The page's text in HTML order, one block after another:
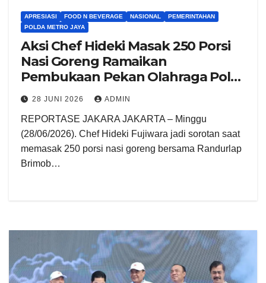
APRESIASI FOOD N BEVERAGE NASIONAL
PEMERINTAHAN
POLDA METRO JAYA
Aksi Chef Hideki Masak 250 Porsi
Nasi Goreng Ramaikan
Pembukaan Pekan Olahraga Polri
2026
28 JUNI 2026 ADMIN
REPORTASE JAKARA JAKARTA – Minggu
(28/06/2026). Chef Hideki Fujiwara jadi sorotan saat
memasak 250 porsi nasi goreng bersama Randurlap
Brimob…